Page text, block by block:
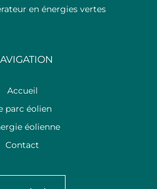
en énergies vertes
Accueil
parc éolien
éolienne
Contact